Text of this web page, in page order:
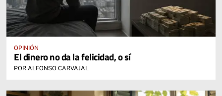
OPINIÓN
El dinero no da la felicidad, o sí
POR ALFONSO CARVAJAL